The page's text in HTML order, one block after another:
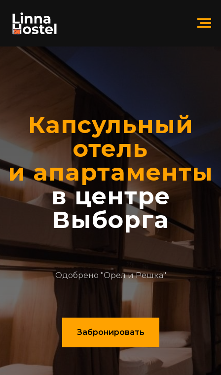
Капсульный
отель
и апартаменты
в центре
Выборга
Одобрено "Орел и Решка"
Забронировать